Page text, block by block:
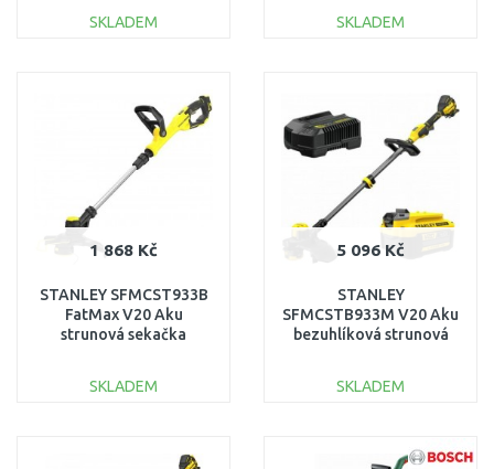
SKLADEM
Porovnat
SKLADEM
1 868 Kč
STANLEY SFMCST933B
FatMax V20 Aku
strunová sekačka
SKLADEM
5 096 Kč
STANLEY
SFMCSTB933M V20 Aku
bezuhlíková strunová
SKLADEM